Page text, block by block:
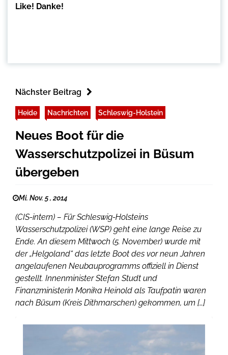
Like! Danke!
Nächster Beitrag
Heide Nachrichten Schleswig-Holstein
Neues Boot für die
Wasserschutzpolizei in Büsum
übergeben
Mi. Nov. 5 , 2014
(CIS-intern) – Für Schleswig-Holsteins
Wasserschutzpolizei (WSP) geht eine lange Reise zu
Ende. An diesem Mittwoch (5. November) wurde mit
der „Helgoland“ das letzte Boot des vor neun Jahren
angelaufenen Neubauprogramms offiziell in Dienst
gestellt. Innenminister Stefan Studt und
Finanzministerin Monika Heinold als Taufpatin waren
nach Büsum (Kreis Dithmarschen) gekommen, um […]